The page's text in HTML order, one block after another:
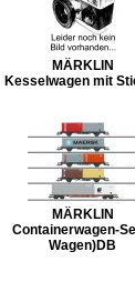
MÄRKLIN
Kesselwagen mit
MÄRKLIN
Containerwagen-
Wagen)DB